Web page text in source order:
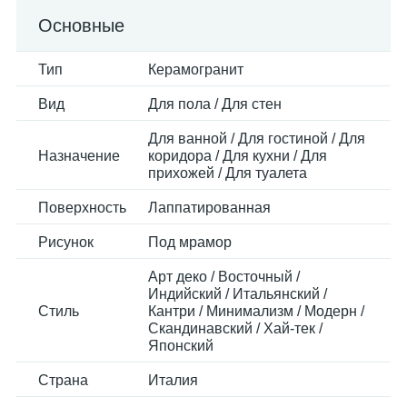
Основные
Тип Керамогранит
Вид Для пола / Для стен
Назначение
Для ванной / Для гостиной / Для
коридора / Для кухни / Для
прихожей / Для туалета
Поверхность Лаппатированная
Рисунок Под мрамор
Стиль
Арт деко / Восточный /
Индийский / Итальянский /
Кантри / Минимализм / Модерн /
Скандинавский / Хай-тек /
Японский
Страна Италия